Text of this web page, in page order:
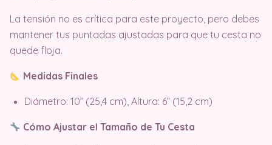
La tensión no es crítica para este proyecto, pero debes
mantener tus puntadas ajustadas para que tu cesta no
quede floja.
Medidas Finales
Diámetro: 10” (25,4 cm), Altura: 6” (15,2 cm)
Cómo Ajustar el Tamaño de Tu Cesta